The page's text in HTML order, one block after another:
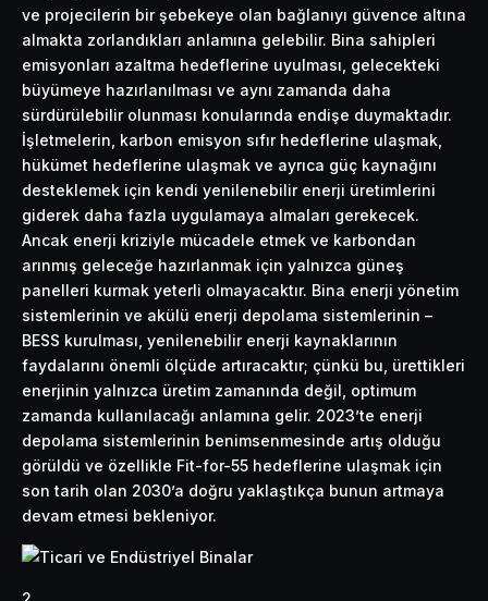
ve projecilerin bir şebekeye olan bağlanıyı güvence altına
almakta zorlandıkları anlamına gelebilir. Bina sahipleri
emisyonları azaltma hedeflerine uyulması, gelecekteki
büyümeye hazırlanılması ve aynı zamanda daha
sürdürülebilir olunması konularında endişe duymaktadır.
İşletmelerin, karbon emisyon sıfır hedeflerine ulaşmak,
hükümet hedeflerine ulaşmak ve ayrıca güç kaynağını
desteklemek için kendi yenilenebilir enerji üretimlerini
giderek daha fazla uygulamaya almaları gerekecek.
Ancak enerji kriziyle mücadele etmek ve karbondan
arınmış geleceğe hazırlanmak için yalnızca güneş
panelleri kurmak yeterli olmayacaktır. Bina enerji yönetim
sistemlerinin ve akülü enerji depolama sistemlerinin –
BESS kurulması, yenilenebilir enerji kaynaklarının
faydalarını önemli ölçüde artıracaktır; çünkü bu, ürettikleri
enerjinin yalnızca üretim zamanında değil, optimum
zamanda kullanılacağı anlamına gelir. 2023’te enerji
depolama sistemlerinin benimsenmesinde artış olduğu
görüldü ve özellikle Fit-for-55 hedeflerine ulaşmak için
son tarih olan 2030’a doğru yaklaştıkça bunun artmaya
devam etmesi bekleniyor.